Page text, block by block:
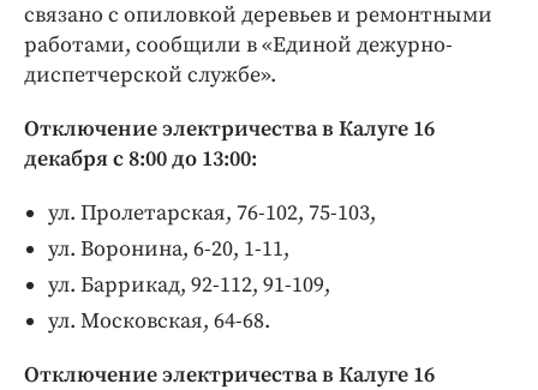
Интересное чтиво
Клиника года
Бренд года
Работодатель года
связано с опиловкой деревьев и ремонтными
работами, сообщили в «Единой дежурно-
диспетчерской службе».
Отключение электричества в Калуге 16
декабря с 8:00 до 13:00:
ул. Пролетарская, 76-102, 75-103,
ул. Воронина, 6-20, 1-11,
ул. Баррикад, 92-112, 91-109,
ул. Московская, 64-68.
Отключение электричества в Калуге 16